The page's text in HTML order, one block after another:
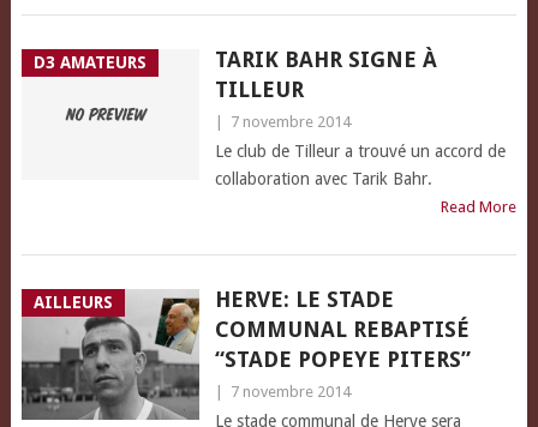
D3 AMATEURS
TARIK BAHR SIGNE À
TILLEUR
7 novembre 2014
Le club de Tilleur a trouvé un accord de
collaboration avec Tarik Bahr.
Read More
AILLEURS
HERVE: LE STADE
COMMUNAL REBAPTISÉ
“STADE POPEYE PITERS”
7 novembre 2014
Le stade communal de Herve sera